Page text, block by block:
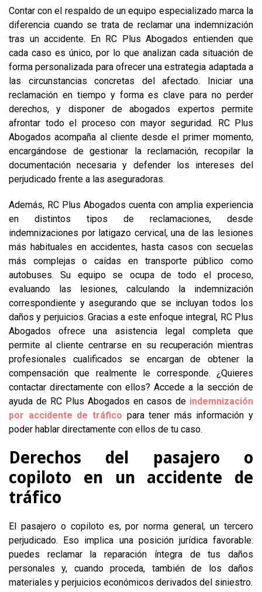
Contar con el respaldo de un equipo especializado marca la
diferencia cuando se trata de reclamar una indemnización
tras un accidente. En RC Plus Abogados entienden que
cada caso es único, por lo que analizan cada situación de
forma personalizada para ofrecer una estrategia adaptada a
las circunstancias concretas del afectado. Iniciar una
reclamación en tiempo y forma es clave para no perder
derechos, y disponer de abogados expertos permite
afrontar todo el proceso con mayor seguridad. RC Plus
Abogados acompaña al cliente desde el primer momento,
encargándose de gestionar la reclamación, recopilar la
documentación necesaria y defender los intereses del
perjudicado frente a las aseguradoras.
Además, RC Plus Abogados cuenta con amplia experiencia
en distintos tipos de reclamaciones, desde
indemnizaciones por latigazo cervical, una de las lesiones
más habituales en accidentes, hasta casos con secuelas
más complejas o caídas en transporte público como
autobuses. Su equipo se ocupa de todo el proceso,
evaluando las lesiones, calculando la indemnización
correspondiente y asegurando que se incluyan todos los
daños y perjuicios. Gracias a este enfoque integral, RC Plus
Abogados ofrece una asistencia legal completa que
permite al cliente centrarse en su recuperación mientras
profesionales cualificados se encargan de obtener la
compensación que realmente le corresponde. ¿Quieres
contactar directamente con ellos? Accede a la sección de
ayuda de RC Plus Abogados en casos de indemnización
por accidente de tráfico para tener más información y
poder hablar directamente con ellos de tu caso.
Derechos del pasajero o
copiloto en un accidente de
tráfico
El pasajero o copiloto es, por norma general, un tercero
perjudicado. Eso implica una posición jurídica favorable:
puedes reclamar la reparación íntegra de tus daños
personales y, cuando proceda, también de los daños
materiales y perjuicios económicos derivados del siniestro.